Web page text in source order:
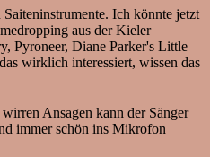
Ich könnte jetzt
aus der Kieler
Pyroneer, Diane Parker's Little
wirklich interessiert, wissen das
Ansagen kann der Sänger
immer schön ins Mikrofon